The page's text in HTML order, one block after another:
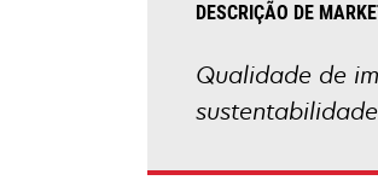
DESCRIÇÃO DE
Qualidade de